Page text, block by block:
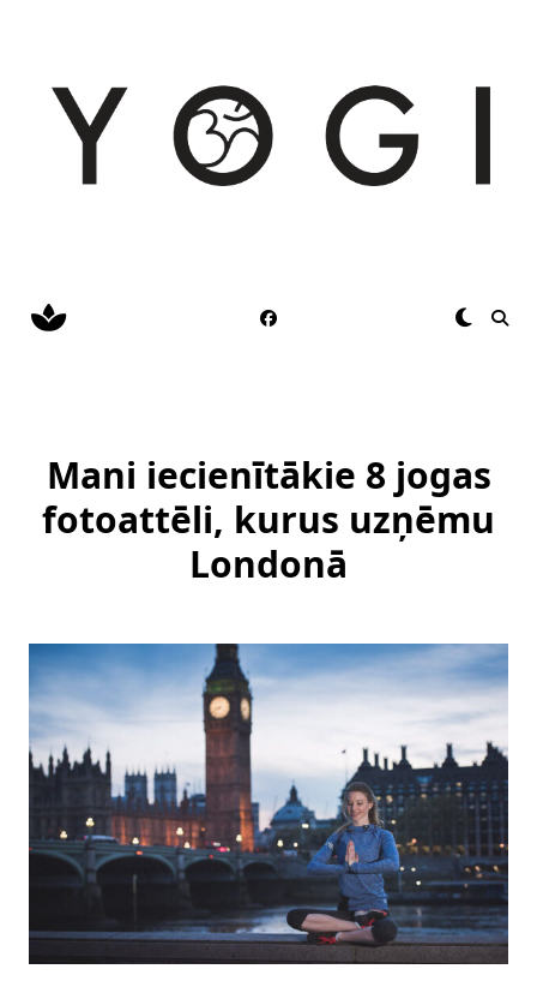
Mani iecienītākie 8 jogas
fotoattēli, kurus uzņēmu
Londonā